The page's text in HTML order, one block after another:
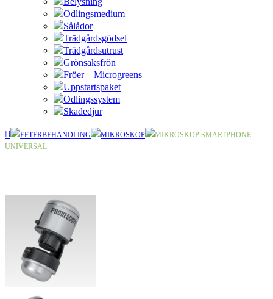
Odlingsmedium
Sålådor
Trädgårdsgödsel
Trädgårdsutrust
Grönsaksfrön
Fröer – Microgreens
Uppstartspaket
Odlingssystem
Skadedjur
EFTERBEHANDLING MIKROSKOP
MIKROSKOP SMARTPHONE
UNIVERSAL